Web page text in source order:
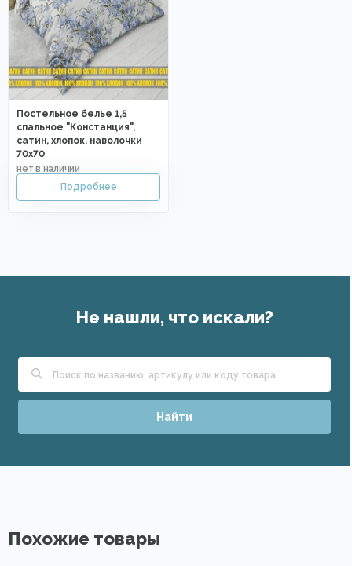
Постельное белье 1,5
спальное "Констанция",
сатин, хлопок, наволочки
70х70
Не нашли, что искали?
Найти
Похожие товары